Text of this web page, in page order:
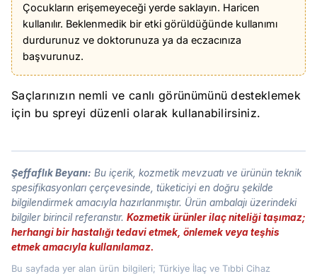
Çocukların erişemeyeceği yerde saklayın. Haricen
kullanılır. Beklenmedik bir etki görüldüğünde kullanımı
durdurunuz ve doktorunuza ya da eczacınıza
başvurunuz.
Saçlarınızın nemli ve canlı görünümünü desteklemek
için bu spreyi düzenli olarak kullanabilirsiniz.
Şeffaflık Beyanı: Bu içerik, kozmetik mevzuatı ve ürünün teknik
spesifikasyonları çerçevesinde, tüketiciyi en doğru şekilde
bilgilendirmek amacıyla hazırlanmıştır. Ürün ambalajı üzerindeki
bilgiler birincil referanstır. Kozmetik ürünler ilaç niteliği taşımaz;
herhangi bir hastalığı tedavi etmek, önlemek veya teşhis
etmek amacıyla kullanılamaz.
Bu sayfada yer alan ürün bilgileri; Türkiye İlaç ve Tıbbi Cihaz